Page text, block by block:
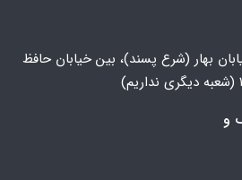
بهار (شرع پسند)، بین خیابان حافظ
و